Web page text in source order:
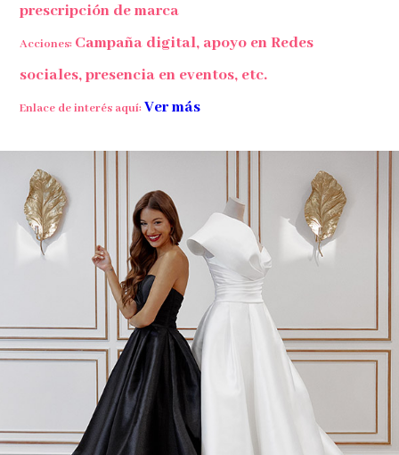
prescripción de marca
Acciones: Campaña digital, apoyo en Redes
sociales, presencia en eventos, etc.
Enlace de interés aquí: Ver más